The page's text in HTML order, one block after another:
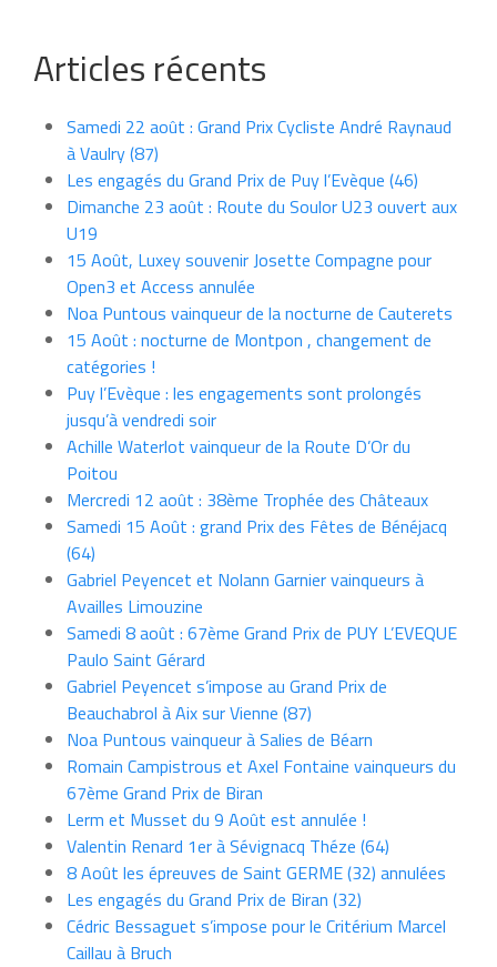
Articles récents
Samedi 22 août : Grand Prix Cycliste André Raynaud
à Vaulry (87)
Les engagés du Grand Prix de Puy l’Evèque (46)
Dimanche 23 août : Route du Soulor U23 ouvert aux
U19
15 Août, Luxey souvenir Josette Compagne pour
Open3 et Access annulée
Noa Puntous vainqueur de la nocturne de Cauterets
15 Août : nocturne de Montpon , changement de
catégories !
Puy l’Evèque : les engagements sont prolongés
jusqu’à vendredi soir
Achille Waterlot vainqueur de la Route D’Or du
Poitou
Mercredi 12 août : 38ème Trophée des Châteaux
Samedi 15 Août : grand Prix des Fêtes de Bénéjacq
(64)
Gabriel Peyencet et Nolann Garnier vainqueurs à
Availles Limouzine
Samedi 8 août : 67ème Grand Prix de PUY L’EVEQUE
Paulo Saint Gérard
Gabriel Peyencet s’impose au Grand Prix de
Beauchabrol à Aix sur Vienne (87)
Noa Puntous vainqueur à Salies de Béarn
Romain Campistrous et Axel Fontaine vainqueurs du
67ème Grand Prix de Biran
Lerm et Musset du 9 Août est annulée !
Valentin Renard 1er à Sévignacq Théze (64)
8 Août les épreuves de Saint GERME (32) annulées
Les engagés du Grand Prix de Biran (32)
Cédric Bessaguet s’impose pour le Critérium Marcel
Caillau à Bruch